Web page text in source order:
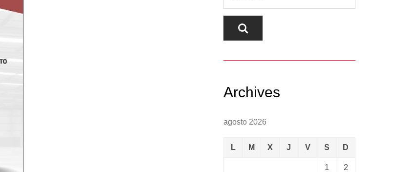
Archives
agosto 2026
L M X J V S D
1 2